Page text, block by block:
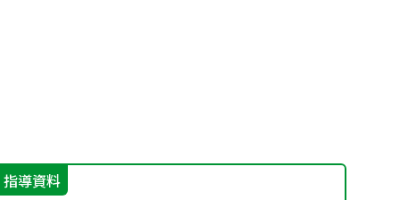
指導資料